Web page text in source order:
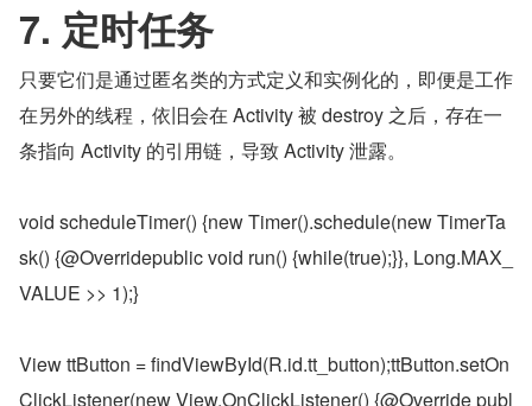
7. 定时任务
只要它们是通过匿名类的方式定义和实例化的，即便是工作
在另外的线程，依旧会在 Activity 被 destroy 之后，存在一
条指向 Activity 的引用链，导致 Activity 泄露。
void scheduleTimer() {new Timer().schedule(new TimerTa
sk() {@Overridepublic void run() {while(true);}}, Long.MAX_
VALUE >> 1);}
View ttButton = findViewById(R.id.tt_button);ttButton.setOn
ClickListener(new View.OnClickListener() {@Override publ